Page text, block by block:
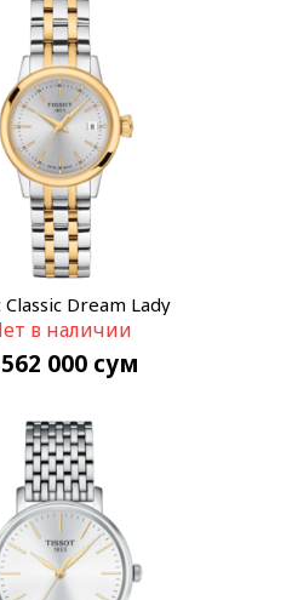
Dream Lady
в наличии
000 сум